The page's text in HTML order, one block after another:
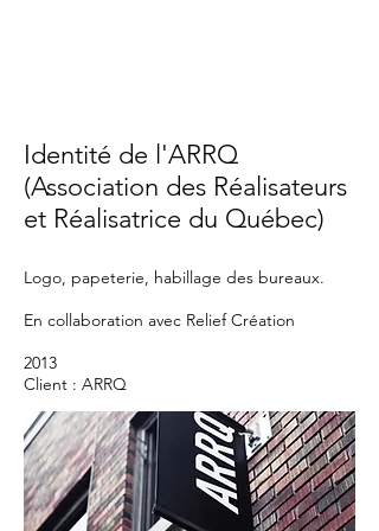
Identité de l'ARRQ
(Association des Réalisateurs
et Réalisatrice du Québec)
Logo, papeterie, habillage des bureaux.
En collaboration avec Relief Création
2013
Client : ARRQ